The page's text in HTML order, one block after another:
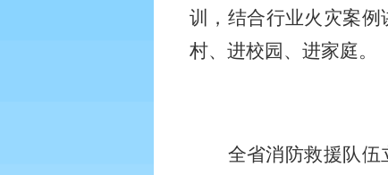
训，结合行业火灾案
村、进校园、进家庭。
全省消防救援队